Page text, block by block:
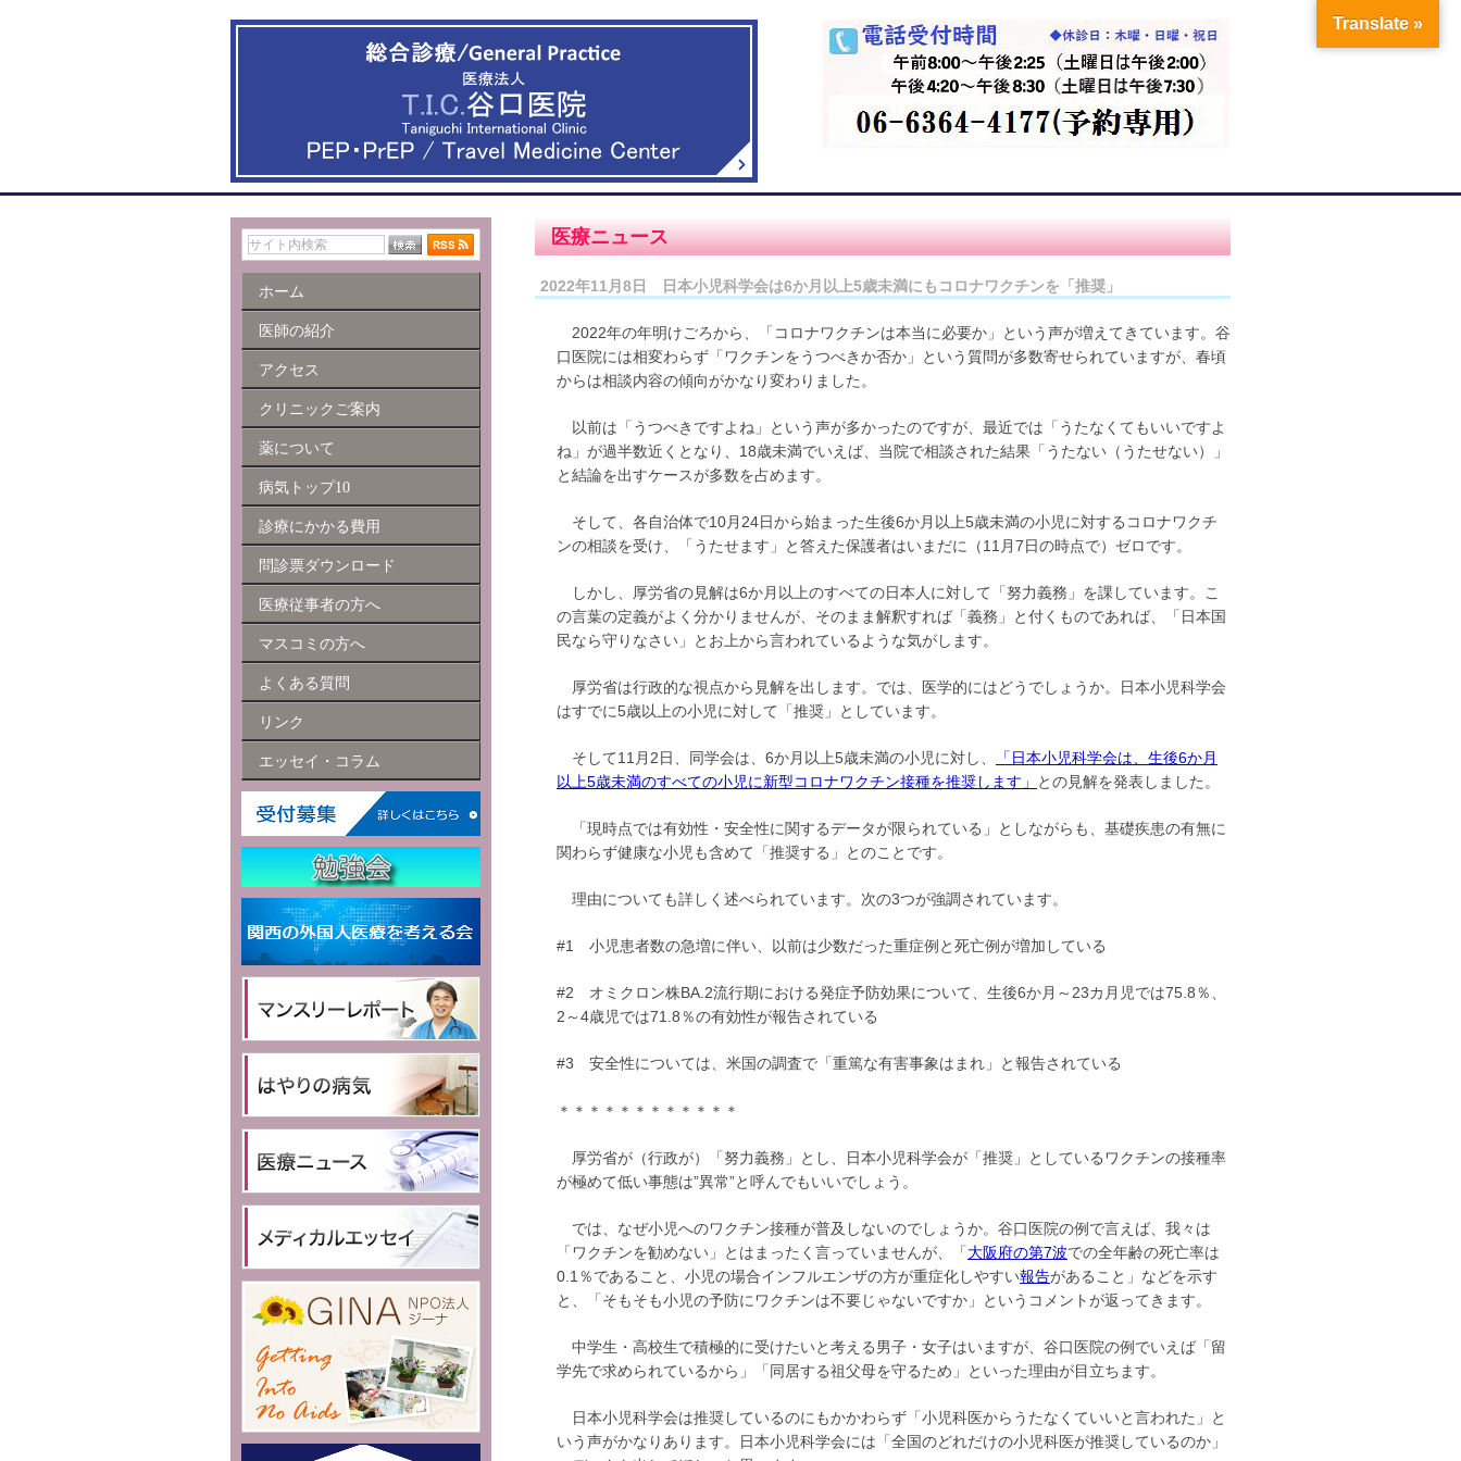
医療ニュース
2022年11月8日 日本小児科学会は6か月以上5歳未満にもコロナワクチンを「推奨」
2022年の年明けごろから、「コロナワクチンは本当に必要か」という声が増えてきています。谷
口医院には相変わらず「ワクチンをうつべきか否か」という質問が多数寄せられていますが、春頃
からは相談内容の傾向がかなり変わりました。
以前は「うつべきですよね」という声が多かったのですが、最近では「うたなくてもいいですよ
ね」が過半数近くとなり、18歳未満でいえば、当院で相談された結果「うたない（うたせない）」
と結論を出すケースが多数を占めます。
そして、各自治体で10月24日から始まった生後6か月以上5歳未満の小児に対するコロナワクチ
ンの相談を受け、「うたせます」と答えた保護者はいまだに（11月7日の時点で）ゼロです。
しかし、厚労省の見解は6か月以上のすべての日本人に対して「努力義務」を課しています。こ
の言葉の定義がよく分かりませんが、そのまま解釈すれば「義務」と付くものであれば、「日本国
民なら守りなさい」とお上から言われているような気がします。
厚労省は行政的な視点から見解を出します。では、医学的にはどうでしょうか。日本小児科学会
はすでに5歳以上の小児に対して「推奨」としています。
そして11月2日、同学会は、6か月以上5歳未満の小児に対し、
「日本小児科学会は、生後6か月
以上5歳未満のすべての小児に新型コロナワクチン接種を推奨します」
との見解を発表しました。
「現時点では有効性・安全性に関するデータが限られている」としながらも、基礎疾患の有無に
関わらず健康な小児も含めて「推奨する」とのことです。
理由についても詳しく述べられています。次の3つが強調されています。
#1 小児患者数の急増に伴い、以前は少数だった重症例と死亡例が増加している
#2 オミクロン株BA.2流行期における発症予防効果について、生後6か月～23カ月児では75.8％、
2～4歳児では71.8％の有効性が報告されている
#3 安全性については、米国の調査で「重篤な有害事象はまれ」と報告されている
＊＊＊＊＊＊＊＊＊＊＊＊
厚労省が（行政が）「努力義務」とし、日本小児科学会が「推奨」としているワクチンの接種率
が極めて低い事態は”異常”と呼んでもいいでしょう。
では、なぜ小児へのワクチン接種が普及しないのでしょうか。谷口医院の例で言えば、我々は
「ワクチンを勧めない」とはまったく言っていませんが、「大阪府の第7波での全年齢の死亡率は
0.1％であること、小児の場合インフルエンザの方が重症化しやすい報告があること」などを示す
と、「そもそも小児の予防にワクチンは不要じゃないですか」というコメントが返ってきます。
中学生・高校生で積極的に受けたいと考える男子・女子はいますが、谷口医院の例でいえば「留
学先で求められているから」「同居する祖父母を守るため」といった理由が目立ちます。
日本小児科学会は推奨しているのにもかかわらず「小児科医からうたなくていいと言われた」と
いう声がかなりあります。日本小児科学会には「全国のどれだけの小児科医が推奨しているのか」
ホーム
医師の紹介
アクセス
クリニックご案内
薬について
病気トップ10
診療にかかる費用
問診票ダウンロード
医療従事者の方へ
マスコミの方へ
よくある質問
リンク
エッセイ・コラム
Translate »